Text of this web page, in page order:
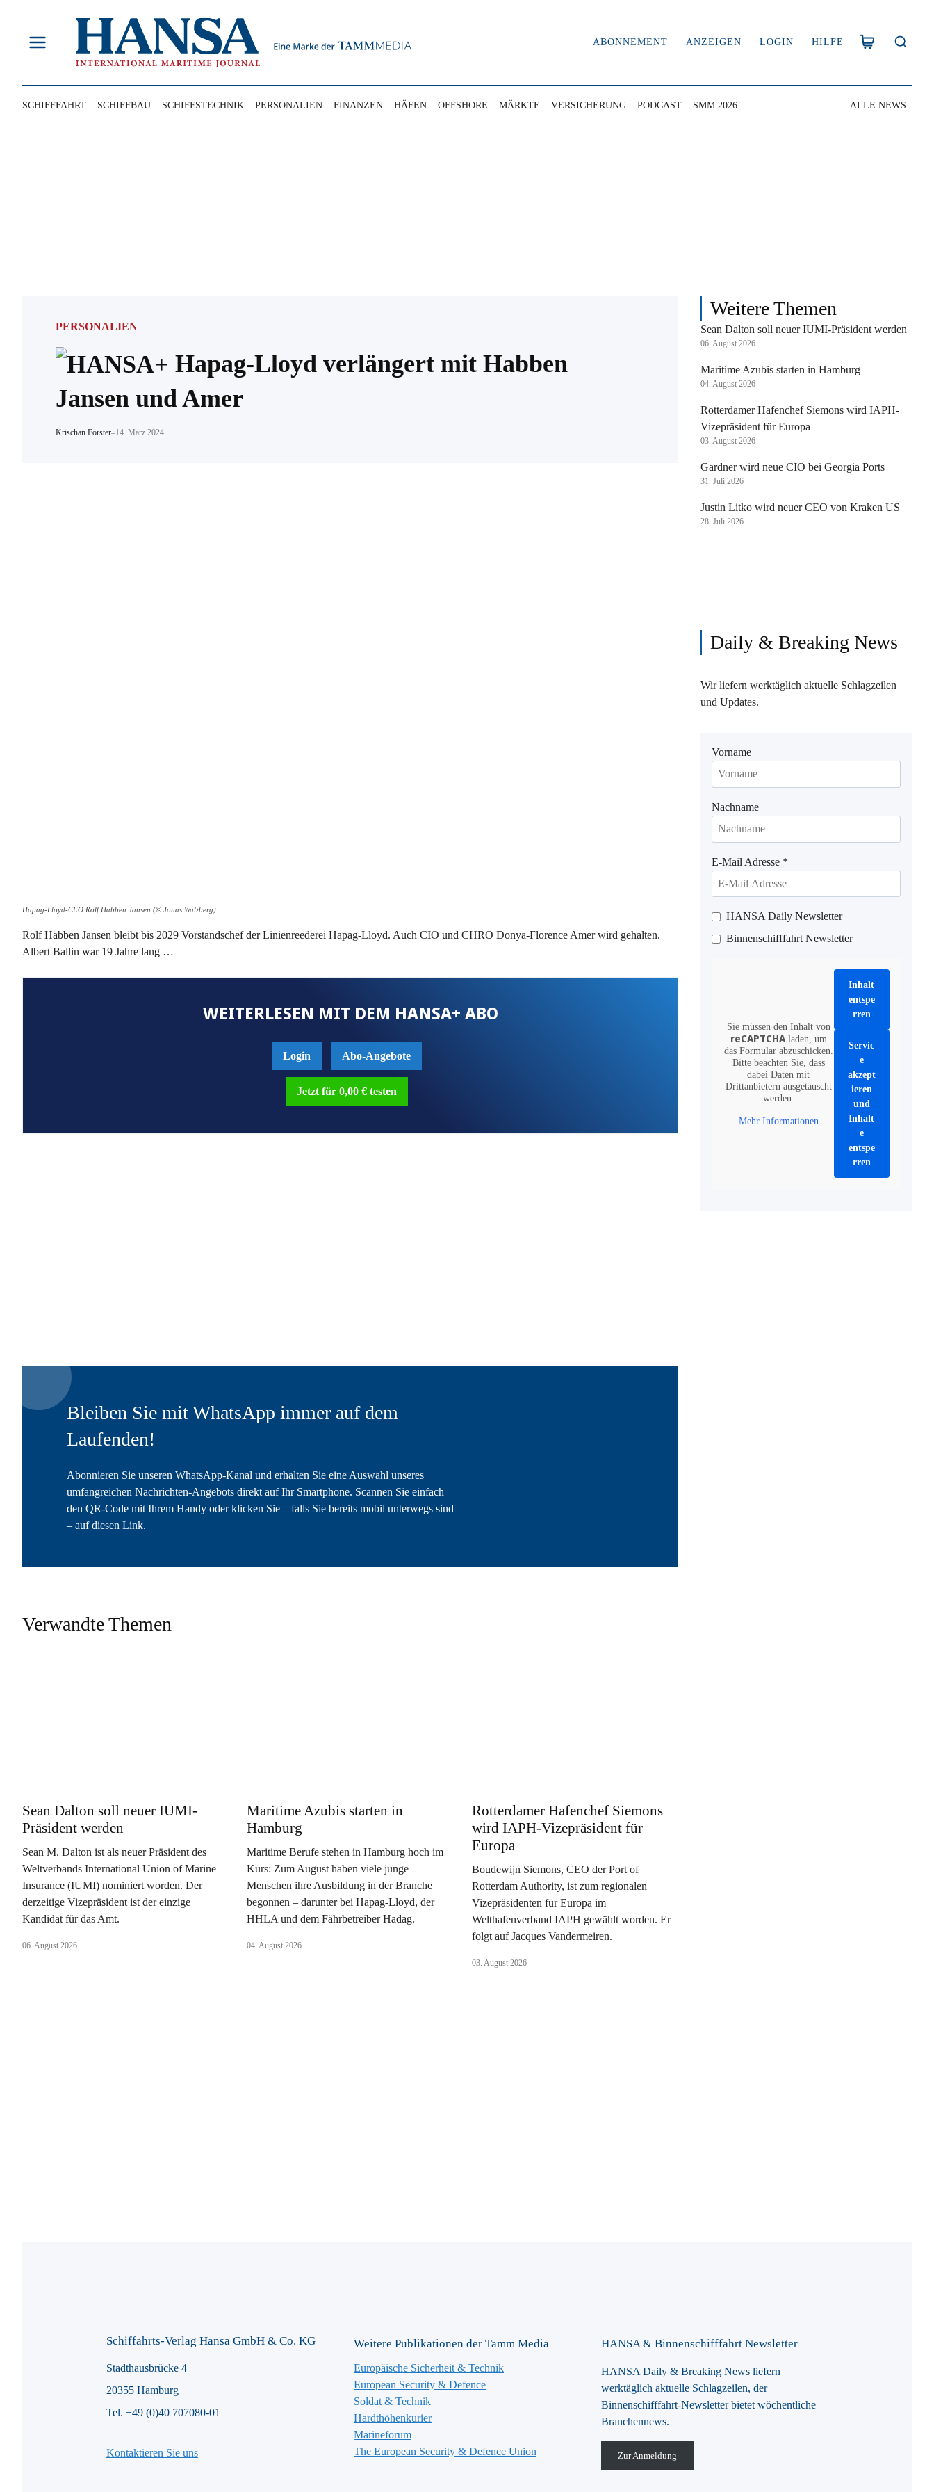
springen
ABONNEMENT ANZEIGEN LOGIN HILFE
SCHIFFFAHRT SCHIFFBAU SCHIFFSTECHNIK PERSONALIEN FINANZEN HÄFEN OFFSHORE MÄRKTE VERSICHERUNG PODCAST SMM 2026 ALLE NEWS
PERSONALIEN
Hapag-Lloyd verlängert mit Habben
Jansen und Amer
Krischan Förster–14. März 2024
Hapag-Lloyd-CEO Rolf Habben Jansen (© Jonas Walzberg)
Rolf Habben Jansen bleibt bis 2029 Vorstandschef der Linienreederei Hapag-Lloyd. Auch CIO und CHRO Donya-Florence Amer wird gehalten.
Albert Ballin war 19 Jahre lang …
WEITERLESEN MIT DEM HANSA+ ABO
Login Abo-Angebote
Jetzt für 0,00 € testen
Bleiben Sie mit WhatsApp immer auf dem
Laufenden!
Abonnieren Sie unseren WhatsApp-Kanal und erhalten Sie eine Auswahl unseres
umfangreichen Nachrichten-Angebots direkt auf Ihr Smartphone. Scannen Sie einfach
den QR-Code mit Ihrem Handy oder klicken Sie – falls Sie bereits mobil unterwegs sind
– aufdiesen Link.
Verwandte Themen
Sean Dalton soll neuer IUMI-
Präsident werden
Sean M. Dalton ist als neuer Präsident des
Weltverbands International Union of Marine
Insurance (IUMI) nominiert worden. Der
derzeitige Vizepräsident ist der einzige
Kandidat für das Amt.
06. August 2026
Maritime Azubis starten in
Hamburg
Maritime Berufe stehen in Hamburg hoch im
Kurs: Zum August haben viele junge
Menschen ihre Ausbildung in der Branche
begonnen – darunter bei Hapag-Lloyd, der
HHLA und dem Fährbetreiber Hadag.
04. August 2026
Rotterdamer Hafenchef Siemons
wird IAPH-Vizepräsident für
Europa
Boudewijn Siemons, CEO der Port of
Rotterdam Authority, ist zum regionalen
Vizepräsidenten für Europa im
Welthafenverband IAPH gewählt worden. Er
folgt auf Jacques Vandermeiren.
03. August 2026
Weitere Themen
Sean Dalton soll neuer IUMI-Präsident werden
06. August 2026
Maritime Azubis starten in Hamburg
04. August 2026
Rotterdamer Hafenchef Siemons wird IAPH-
Vizepräsident für Europa
03. August 2026
Gardner wird neue CIO bei Georgia Ports
31. Juli 2026
Justin Litko wird neuer CEO von Kraken US
28. Juli 2026
Daily & Breaking News
Wir liefern werktäglich aktuelle Schlagzeilen
und Updates.
Vorname
Nachname
E-Mail Adresse *
HANSA Daily Newsletter
Binnenschifffahrt Newsletter
Sie müssen den Inhalt von
reCAPTCHAladen, um
das Formular abzuschicken.
Bitte beachten Sie, dass
dabei Daten mit
Drittanbietern ausgetauscht
werden.
Mehr Informationen
Inhalt
entspe
rren
Servic
e
akzept
ieren
und
Inhalt
e
entspe
rren
Schiffahrts-Verlag Hansa GmbH & Co. KG
Stadthausbrücke 4
20355 Hamburg
Tel. +49 (0)40 707080-01
Kontaktieren Sie uns
Weitere Publikationen der Tamm Media
Europäische Sicherheit & Technik
European Security & Defence
Soldat & Technik
Hardthöhenkurier
Marineforum
The European Security & Defence Union
HANSA & Binnenschifffahrt Newsletter
HANSA Daily & Breaking News liefern
werktäglich aktuelle Schlagzeilen, der
Binnenschifffahrt-Newsletter bietet wöchentliche
Branchennews.
Zur Anmeldung